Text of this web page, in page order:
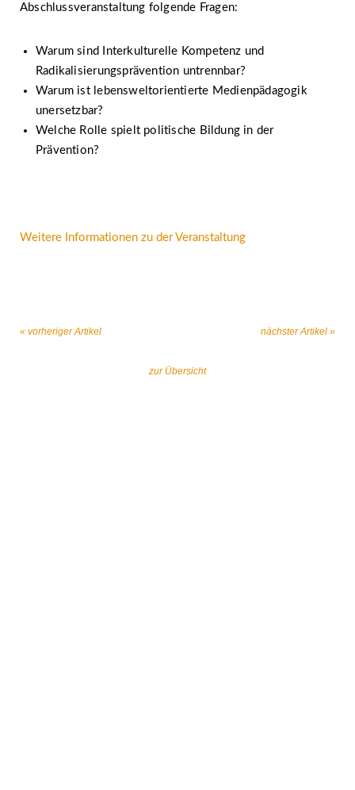
Abschlussveranstaltung folgende Fragen:
Warum sind Interkulturelle Kompetenz und
Radikalisierungsprävention untrennbar?
Warum ist lebensweltorientierte Medienpädagogik
unersetzbar?
Welche Rolle spielt politische Bildung in der
Prävention?
Weitere Informationen zu der Veranstaltung
« vorheriger Artikel
zur Übersicht
nächster Artikel »